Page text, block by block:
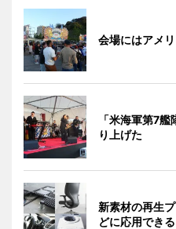
会場にはアメ
「米海軍第7
り上げた
新素材の再生
どに応用できる